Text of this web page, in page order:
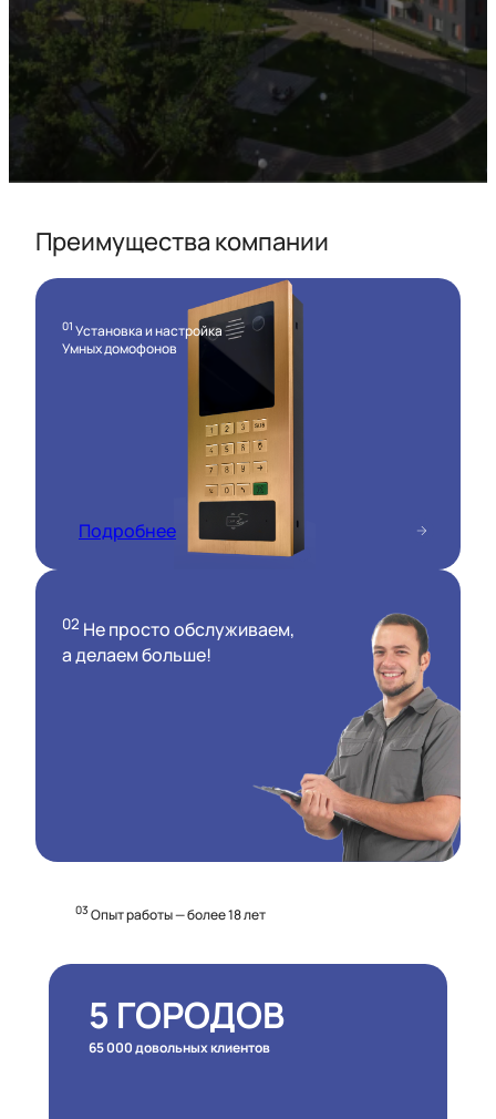
Преимущества компании
01 Установка и настройка
Умных домофонов
Подробнее
02 Не просто обслуживаем,
а делаем больше!
03 Опыт работы — более 18 лет
5 ГОРОДОВ
65 000 довольных клиентов